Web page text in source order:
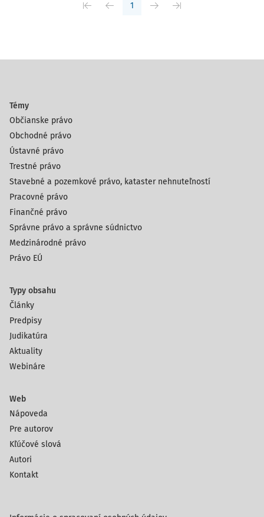
1
Témy
Občianske právo
Obchodné právo
Ústavné právo
Trestné právo
Stavebné a pozemkové právo, kataster nehnuteľností
Pracovné právo
Finančné právo
Správne právo a správne súdnictvo
Medzinárodné právo
Právo EÚ
Typy obsahu
Články
Predpisy
Judikatúra
Aktuality
Webináre
Web
Nápoveda
Pre autorov
Kľúčové slová
Autori
Kontakt